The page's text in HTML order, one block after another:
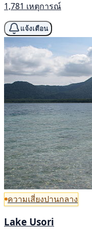
1,781 เหตุการณ์
แจ้งเตือน
ความเสี่ยงปานกลาง
Lake Usori